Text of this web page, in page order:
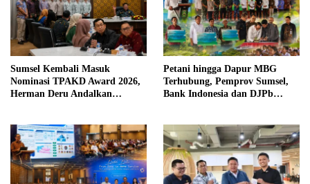
Sumsel Kembali Masuk
Nominasi TPAKD Award 2026,
Herman Deru Andalkan
Petani hingga Dapur MBG
Terhubung, Pemprov Sumsel,
Bank Indonesia dan DJPb